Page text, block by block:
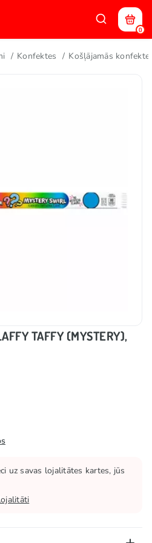
0
Konfektes Košļājamās
TAFFY (MYSTERY),
uz savas lojalitātes kartes, jūs